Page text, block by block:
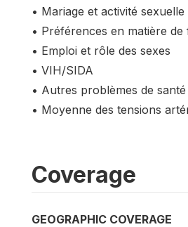
• Mariage et activité sexuelle
• Préférences en matière de
• Emploi et rôle des sexes
• VIH/SIDA
• Autres problèmes de santé
• Moyenne des tensions
Coverage
GEOGRAPHIC COVERAGE